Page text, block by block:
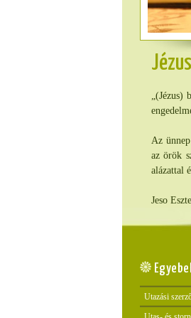
„(Jézus)
Az
az örök
alázattal
Jeso
Utazási